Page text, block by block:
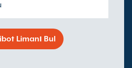
Limanı Bul